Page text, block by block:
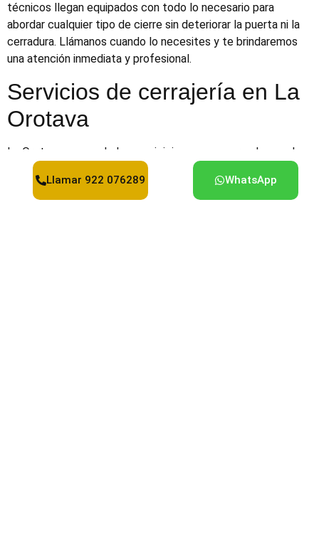
técnicos llegan equipados con todo lo necesario para
abordar cualquier tipo de cierre sin deteriorar la puerta ni la
cerradura. Llámanos cuando lo necesites y te brindaremos
una atención inmediata y profesional.
Servicios de cerrajería en La
Orotava
La Orotava es uno de los municipios con mayor volumen de
viviendas y alojamientos turísticos del norte de Tenerife.
Atendemos particulares, propietarios de apartamentos
vacacionales, locales comerciales y comunidades de
Llamar 922 076289 WhatsApp